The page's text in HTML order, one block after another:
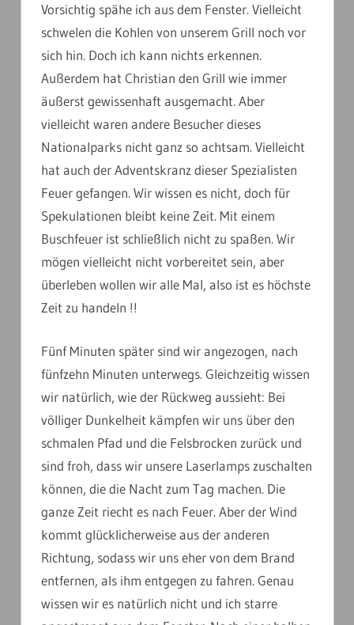
Vorsichtig spähe ich aus dem Fenster. Vielleicht
schwelen die Kohlen von unserem Grill noch vor
sich hin. Doch ich kann nichts erkennen.
Außerdem hat Christian den Grill wie immer
äußerst gewissenhaft ausgemacht. Aber
vielleicht waren andere Besucher dieses
Nationalparks nicht ganz so achtsam. Vielleicht
hat auch der Adventskranz dieser Spezialisten
Feuer gefangen. Wir wissen es nicht, doch für
Spekulationen bleibt keine Zeit. Mit einem
Buschfeuer ist schließlich nicht zu spaßen. Wir
mögen vielleicht nicht vorbereitet sein, aber
überleben wollen wir alle Mal, also ist es höchste
Zeit zu handeln !!
Fünf Minuten später sind wir angezogen, nach
fünfzehn Minuten unterwegs. Gleichzeitig wissen
wir natürlich, wie der Rückweg aussieht: Bei
völliger Dunkelheit kämpfen wir uns über den
schmalen Pfad und die Felsbrocken zurück und
sind froh, dass wir unsere Laserlamps zuschalten
können, die die Nacht zum Tag machen. Die
ganze Zeit riecht es nach Feuer. Aber der Wind
kommt glücklicherweise aus der anderen
Richtung, sodass wir uns eher von dem Brand
entfernen, als ihm entgegen zu fahren. Genau
wissen wir es natürlich nicht und ich starre